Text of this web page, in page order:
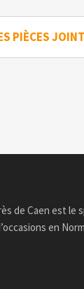
PIÈCES
de Caen est le
en